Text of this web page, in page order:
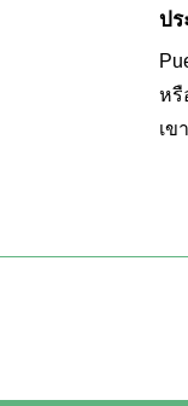
ปร
หรื
เข
มี
อ
ทา
แ